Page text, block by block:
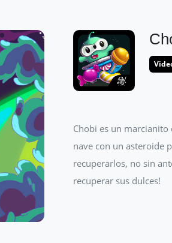
Chobi es un
nave con un asteroide
recuperarlos, no sin
recuperar sus dulces!